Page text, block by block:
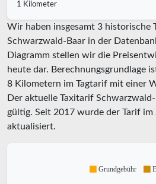
1 Kilometer
Wir haben insgesamt 3 historische
Schwarzwald-Baar in der
Diagramm stellen wir die
heute dar. Berechnungsgrundlage
8 Kilometern im Tagtarif mit einer
Der aktuelle Taxitarif
gültig. Seit 2017 wurde der Tarif im
aktualisiert.
Grundgebühr